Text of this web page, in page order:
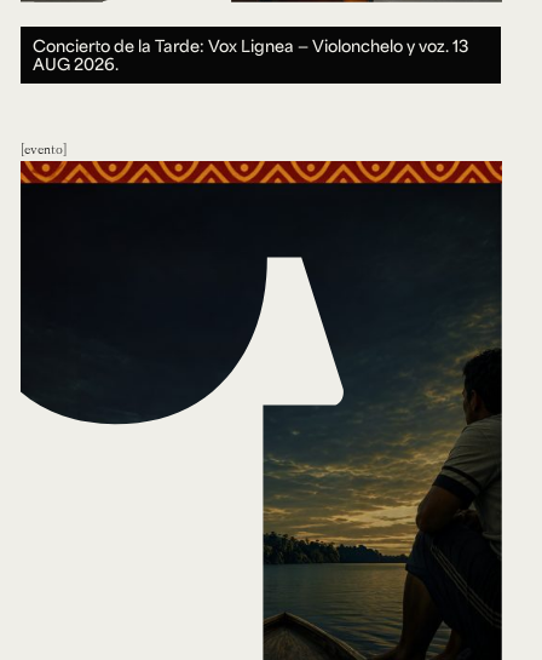
Concierto de la Tarde: Vox Lignea — Violonchelo y voz.13
AUG 2026.
evento